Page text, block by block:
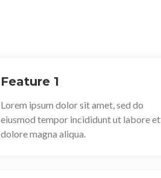
Feature 1
Lorem ipsum dolor sit amet, sed do
eiusmod tempor incididunt ut labore et
dolore magna aliqua.